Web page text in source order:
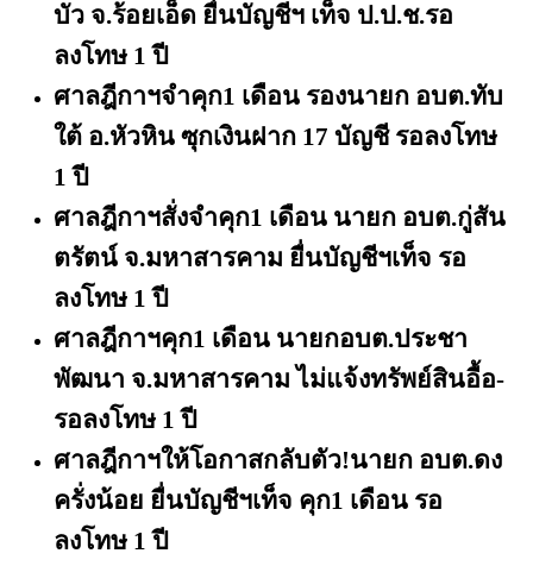
บัว จ.ร้อยเอ็ด ยื่นบัญชีฯ เท็จ ป.ป.ช.รอ
ลงโทษ 1 ปี
ศาลฎีกาฯจำคุก1 เดือน รองนายก อบต.ทับ
ใต้ อ.หัวหิน ซุกเงินฝาก 17 บัญชี รอลงโทษ
1 ปี
ศาลฎีกาฯสั่งจําคุก1 เดือน นายก อบต.กู่สัน
ตรัตน์ จ.มหาสารคาม ยื่นบัญชีฯเท็จ รอ
ลงโทษ 1 ปี
ศาลฎีกาฯคุก1 เดือน นายกอบต.ประชา
พัฒนา จ.มหาสารคาม ไม่แจ้งทรัพย์สินอื้อ-
รอลงโทษ 1 ปี
ศาลฎีกาฯให้โอกาสกลับตัว!นายก อบต.ดง
ครั่งน้อย ยื่นบัญชีฯเท็จ คุก1 เดือน รอ
ลงโทษ 1 ปี